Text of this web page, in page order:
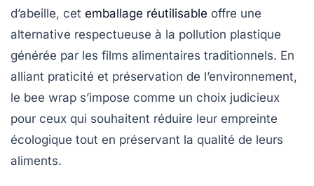
d’abeille, cet emballage réutilisable offre une
alternative respectueuse à la pollution plastique
générée par les films alimentaires traditionnels. En
alliant praticité et préservation de l’environnement,
le bee wrap s’impose comme un choix judicieux
pour ceux qui souhaitent réduire leur empreinte
écologique tout en préservant la qualité de leurs
aliments.